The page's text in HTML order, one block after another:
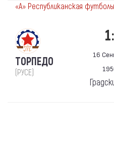
«А» Республиканская
ТОРПЕДО
(РУСЕ)
16